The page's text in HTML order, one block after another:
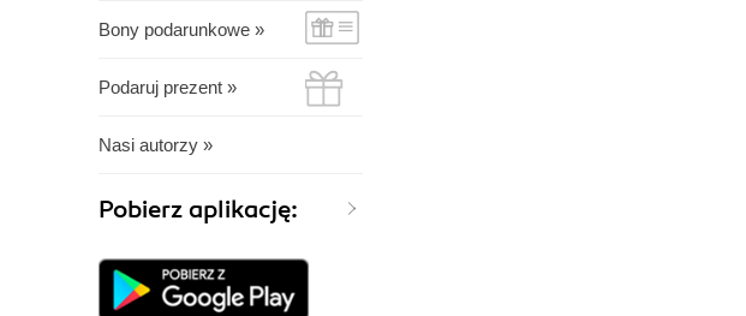
Bony podarunkowe »
Podaruj prezent »
Nasi autorzy »
Pobierz aplikację: